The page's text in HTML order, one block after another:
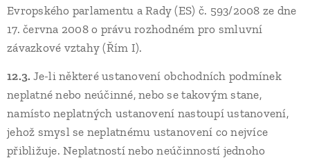
Evropského parlamentu a Rady (ES) č. 593/2008 ze dne
17. června 2008 o právu rozhodném pro smluvní
závazkové vztahy (Řím I).
12.3. Je-li některé ustanovení obchodních podmínek
neplatné nebo neúčinné, nebo se takovým stane,
namísto neplatných ustanovení nastoupí ustanovení,
jehož smysl se neplatnému ustanovení co nejvíce
přibližuje. Neplatností nebo neúčinností jednoho